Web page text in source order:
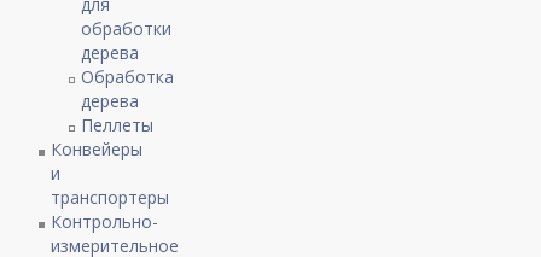
для
обработки
дерева
Обработка
дерева
Пеллеты
Конвейеры
и
транспортеры
Контрольно-
измерительное